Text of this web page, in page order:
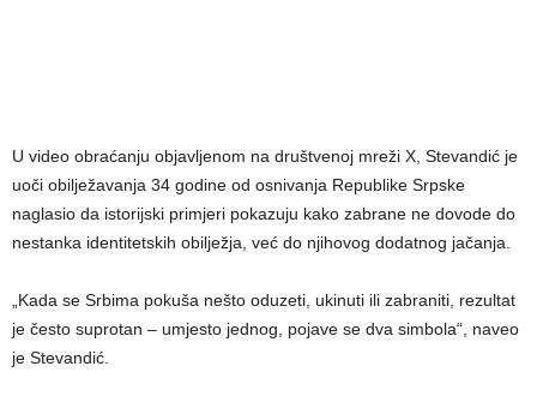
U video obraćanju objavljenom na društvenoj mreži X, Stevandić je
uoči obilježavanja 34 godine od osnivanja Republike Srpske
naglasio da istorijski primjeri pokazuju kako zabrane ne dovode do
nestanka identitetskih obilježja, već do njihovog dodatnog jačanja.
„Kada se Srbima pokuša nešto oduzeti, ukinuti ili zabraniti, rezultat
je često suprotan – umjesto jednog, pojave se dva simbola“, naveo
je Stevandić.